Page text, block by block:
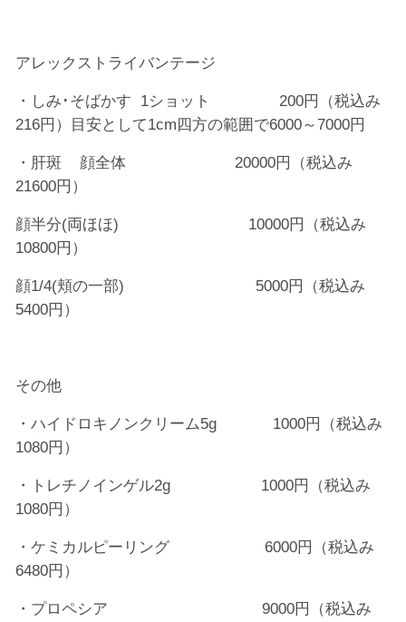
アレックストライバンテージ
・しみ･そばかす 1ショット 200円（税込み
216円）目安として1cm四方の範囲で6000～7000円
・肝斑 顔全体 20000円（税込み
21600円）
顔半分(両ほほ) 10000円（税込み
10800円）
顔1/4(頬の一部) 5000円（税込み
5400円）
その他
・ハイドロキノンクリーム5g 1000円（税込み
1080円）
・トレチノインゲル2g 1000円（税込み
1080円）
・ケミカルピーリング 6000円（税込み
6480円）
・プロペシア 9000円（税込み